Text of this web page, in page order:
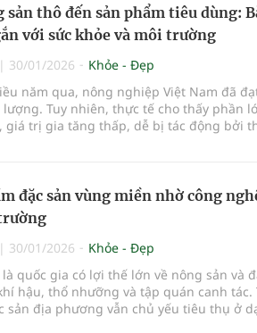
sản thô đến sản phẩm tiêu dùng:
với sức khỏe và môi trường
| 30/01/2026
Khỏe - Đẹp
năm qua, nông nghiệp Việt Nam đã
lượng. Tuy nhiên, thực tế cho thấy phần
giá trị gia tăng thấp, dễ bị tác động bởi
đặc sản vùng miền nhờ công
| 30/01/2026
Khỏe - Đẹp
quốc gia có lợi thế lớn về nông sản và
hậu, thổ nhưỡng và tập quán canh
sản địa phương vẫn chủ yếu tiêu thụ ở